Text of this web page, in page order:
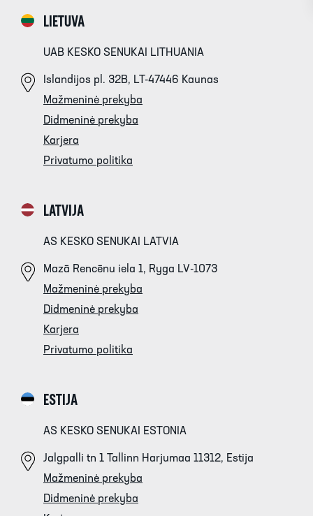
LIETUVA
UAB KESKO SENUKAI LITHUANIA
Islandijos pl. 32B, LT-47446 Kaunas
Mažmeninė prekyba
Didmeninė prekyba
Karjera
Privatumo politika
LATVIJA
AS KESKO SENUKAI LATVIA
Mazā Rencēnu iela 1, Ryga LV-1073
Mažmeninė prekyba
Didmeninė prekyba
Karjera
Privatumo politika
ESTIJA
AS KESKO SENUKAI ESTONIA
Jalgpalli tn 1 Tallinn Harjumaa 11312, Estija
Mažmeninė prekyba
Didmeninė prekyba